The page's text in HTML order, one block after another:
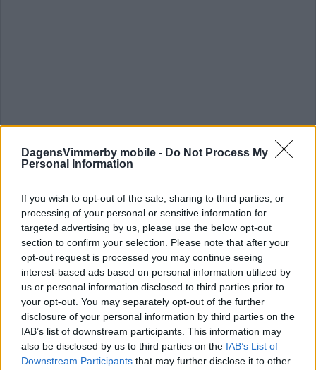
DagensVimmerby mobile - Do Not Process My
Personal Information
If you wish to opt-out of the sale, sharing to third parties, or
processing of your personal or sensitive information for
targeted advertising by us, please use the below opt-out
section to confirm your selection. Please note that after your
opt-out request is processed you may continue seeing
interest-based ads based on personal information utilized by
us or personal information disclosed to third parties prior to
your opt-out. You may separately opt-out of the further
disclosure of your personal information by third parties on the
IAB’s list of downstream participants. This information may
also be disclosed by us to third parties on the IAB’s List of
Downstream Participants that may further disclose it to other